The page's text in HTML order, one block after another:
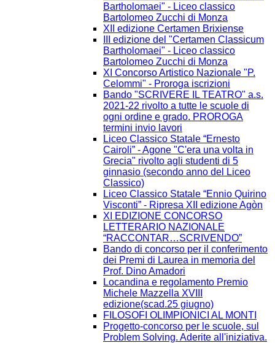
Bartholomaei" - Liceo classico
Bartolomeo Zucchi di Monza
XII edizione Certamen Brixiense
III edizione del "Certamen Classicum
Bartholomaei" - Liceo classico
Bartolomeo Zucchi di Monza
XI Concorso Artistico Nazionale "P.
Celommi" - Proroga iscrizioni
Bando "SCRIVERE IL TEATRO" a.s.
2021-22 rivolto a tutte le scuole di
ogni ordine e grado. PROROGA
termini invio lavori
Liceo Classico Statale “Ernesto
Cairoli” - Agone "C'era una volta in
Grecia" rivolto agli studenti di 5
ginnasio (secondo anno del Liceo
Classico)
Liceo Classico Statale “Ennio Quirino
Visconti” - Ripresa XII edizione Agòn
XI EDIZIONE CONCORSO
LETTERARIO NAZIONALE
“RACCONTAR…SCRIVENDO”
Bando di concorso per il conferimento
dei Premi di Laurea in memoria del
Prof. Dino Amadori
Locandina e regolamento Premio
Michele Mazzella XVIII
edizione(scad.25 giugno)
FILOSOFI OLIMPIONICI AL MONTI
Progetto-concorso per le scuole, sul
Problem Solving. Aderite all'iniziativa.